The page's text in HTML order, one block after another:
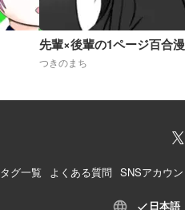
先輩×後輩の1ページ百合
つきのまち
タグ一覧 よくある質問 SNSアカウン
日本語